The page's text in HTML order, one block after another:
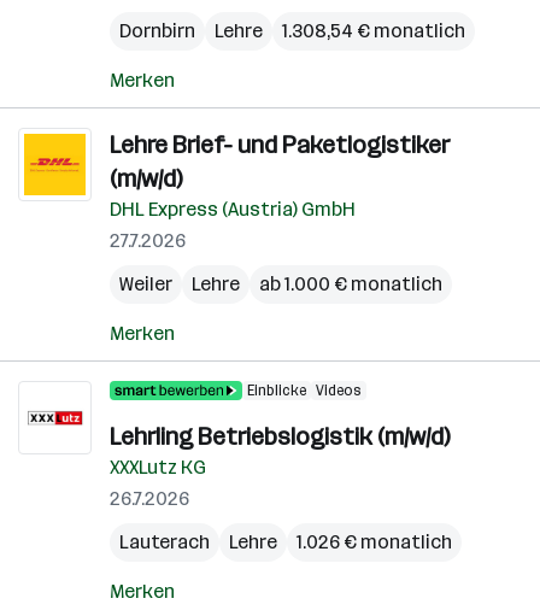
Dornbirn
Lehre 1.308,54 € monatlich
Merken
Lehre Brief- und Paketlogistiker
(m/w/d)
DHL Express (Austria) GmbH
27.7.2026
Weiler
Lehre ab 1.000 € monatlich
Merken
Einblicke Videos
Lehrling Betriebslogistik (m/w/d)
XXXLutz KG
26.7.2026
Lauterach
Lehre 1.026 € monatlich
Merken